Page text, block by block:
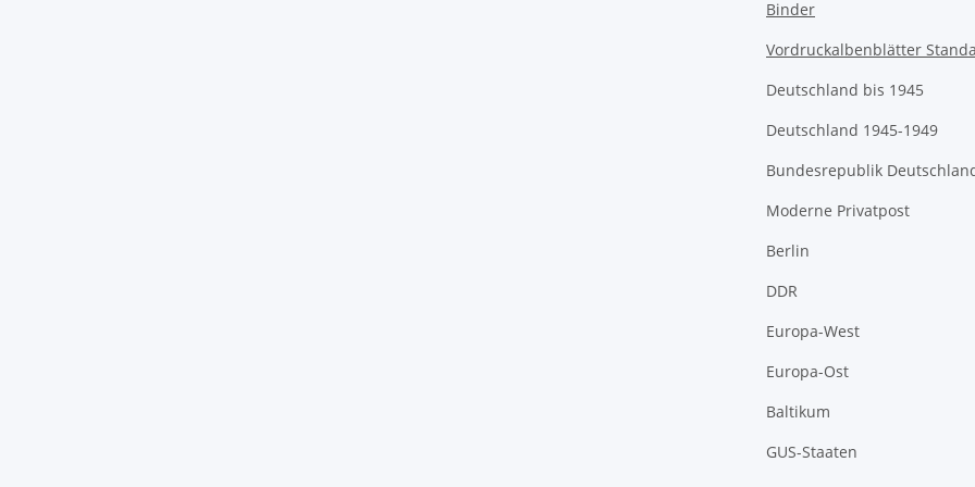
Binder
Vordruckalbenblätter
Deutschland bis 1945
Deutschland 1945-1949
Bundesrepublik
Moderne Privatpost
Berlin
DDR
Europa-West
Europa-Ost
Baltikum
GUS-Staaten